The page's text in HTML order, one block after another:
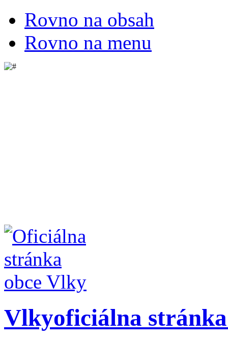
Rovno na obsah
Rovno na menu
Vlkyoficiálna